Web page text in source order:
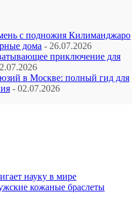
с подножия Килиманджаро
дома - 26.07.2026
приключение для
в Москве: полный гид для
- 02.07.2026
науку в мире
кожаные браслеты